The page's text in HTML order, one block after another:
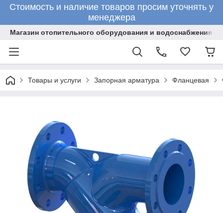
Стоимость и наличие товаров просим уточнять у
менеджера
Магазин отопительного оборудования и водоснабжения
Товары и услуги Запорная арматура Фланцевая